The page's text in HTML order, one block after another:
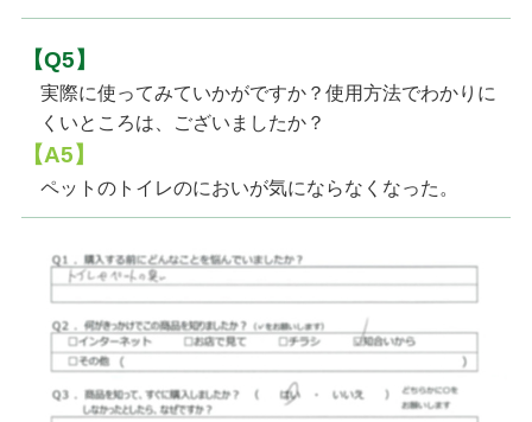
【Q5】
実際に使ってみていかがですか？使用方法でわかりに
くいところは、ございましたか？
【A5】
ペットのトイレのにおいが気にならなくなった。